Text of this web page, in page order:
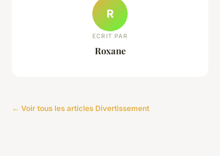
R
ECRIT PAR
Roxane
← Voir tous les articles Divertissement